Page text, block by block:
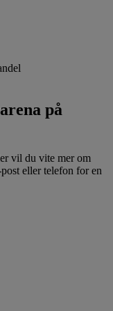
på
vil du vite mer om
eller telefon for en